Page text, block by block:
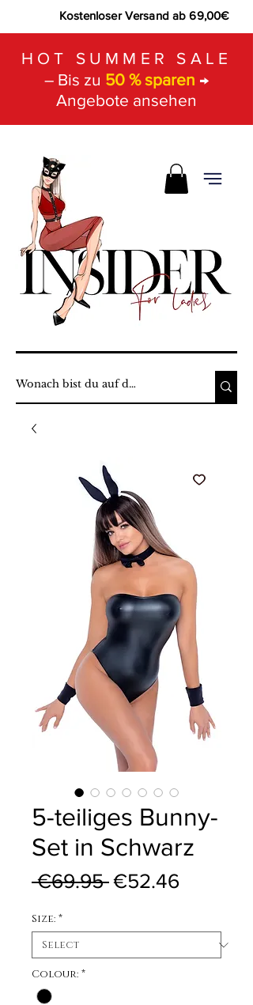
Kostenloser Versand ab 69,00€
HOT SUMMER SALE
– Bis zu 50 % sparen →
Angebote ansehen
5-teiliges Bunny-
Set in Schwarz
€69.95 Regular Price
€52.46
Size: *
Colour: *